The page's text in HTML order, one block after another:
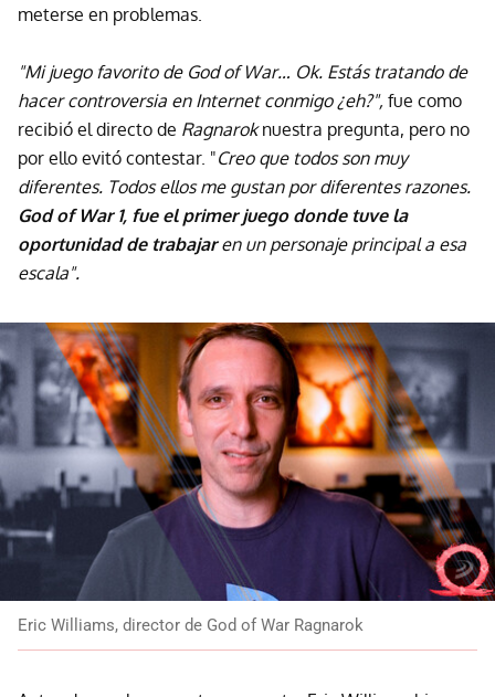
meterse en problemas.
"Mi juego favorito de God of War… Ok. Estás tratando de
hacer controversia en Internet conmigo ¿eh?", fue como
recibió el directo de Ragnaroknuestra pregunta, pero no
por ello evitó contestar. "Creo que todos son muy
diferentes. Todos ellos me gustan por diferentes razones.
God of War 1, fue el primer juego donde tuve la
oportunidad de trabajaren un personaje principal a esa
escala".
Eric Williams, director de God of War Ragnarok